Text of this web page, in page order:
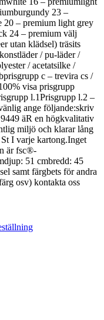
23 –
20 – premium light grey
24 – premium välj
utan klädsel) träsits
/ pu-läder /
/ acetatsilke /
c – trevira cs /
visa prisgrupp
l.1Prisgrupp l.2 –
ange följande:skriv
äR en högkvalitativ
miljö och klarar lång
I varje kartong.Inget
är fsc®-
51 cmbredd: 45
samt färgbets för andra
osv) kontakta oss